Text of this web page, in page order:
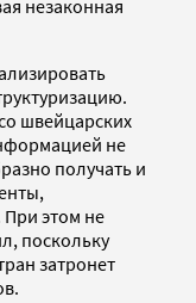
незаконная
швейцарских
не
получать и
этом не
поскольку
затронет